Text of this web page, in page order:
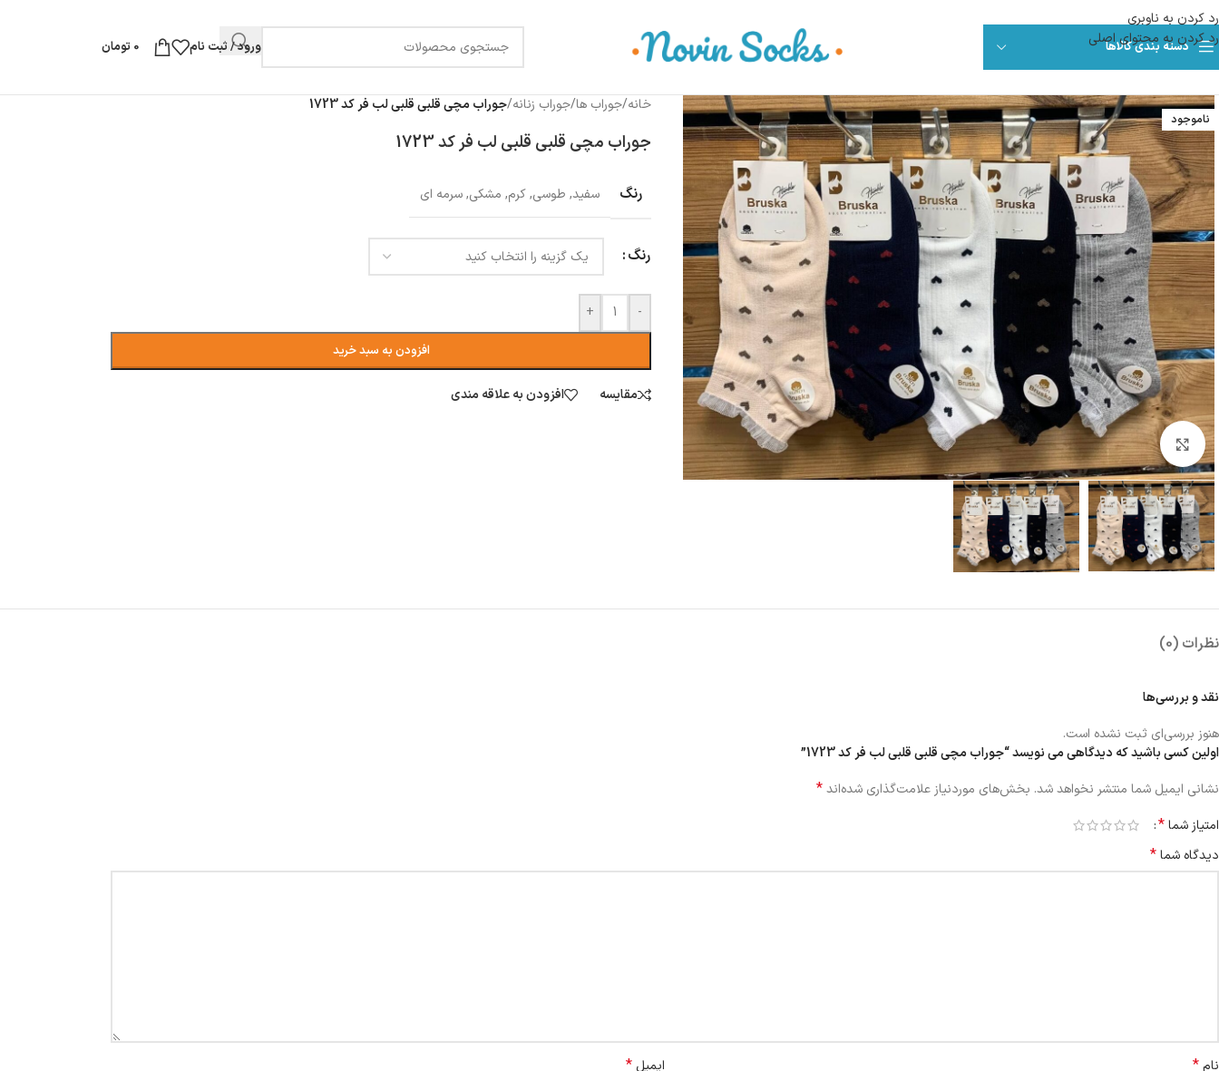
رد کردن به ناوبری
رد کردن به محتوای اصلی
دسته بندی کالاها ورود / ثبت نام 0 تومان
ناموجود
بزرگنمایی تصویر
خانه/جوراب ها/جوراب زنانه/جوراب مچی قلبی قلبی لب فر کد 1723
جوراب مچی قلبی قلبی لب فر کد 1723
رنگ سفید, طوسی,کرم, مشکی,سرمه ای
رنگ
-
+
افزودن به سبد خرید
مقایسه افزودن به علاقه مندی
نظرات (0)
نقد و بررسی‌ها
هنوز بررسی‌ای ثبت نشده است.
اولین کسی باشید که دیدگاهی می نویسد “جوراب مچی قلبی قلبی لب فر کد 1723”
نشانی ایمیل شما منتشر نخواهد شد. بخش‌های موردنیاز علامت‌گذاری شده‌اند*
امتیاز شما*
دیدگاه شما*
نام* ایمیل *